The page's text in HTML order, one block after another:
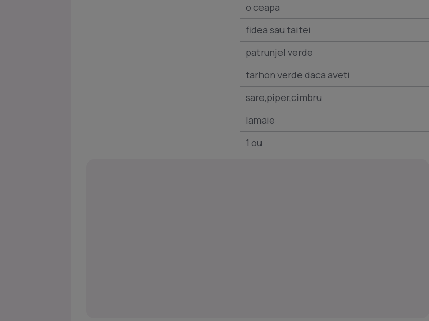
o ceapa
fidea sau taitei
patrunjel verde
tarhon verde daca aveti
sare,piper,cimbru
lamaie
1 ou